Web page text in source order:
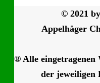
© 2021
Appelhäger
® Alle eingetragenen
der jeweiligen